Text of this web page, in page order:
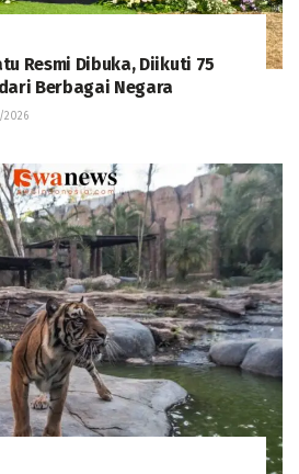
Resmi Dibuka, Diikuti 75
Berbagai Negara
2026